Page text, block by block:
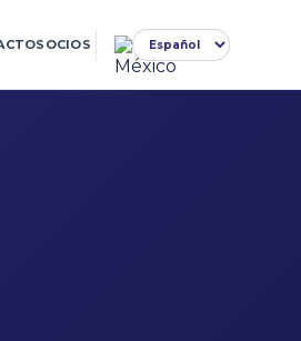
SOCIOS